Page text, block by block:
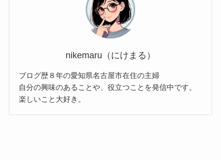
nikemaru（にけまる）
ブログ歴８年の愛知県名古屋市在住の主婦
自分の興味のあることや、役立つことを発信中です。
楽しいこと大好き。